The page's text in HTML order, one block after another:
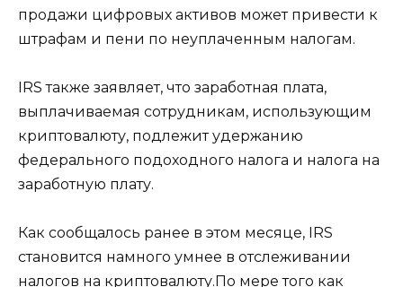
продажи цифровых активов может привести к
штрафам и пени по неуплаченным налогам.
IRS также заявляет, что заработная плата,
выплачиваемая сотрудникам, использующим
криптовалюту, подлежит удержанию
федерального подоходного налога и налога на
заработную плату.
Как сообщалось ранее в этом месяце, IRS
становится намного умнее в отслеживании
налогов на криптовалюту.По мере того как